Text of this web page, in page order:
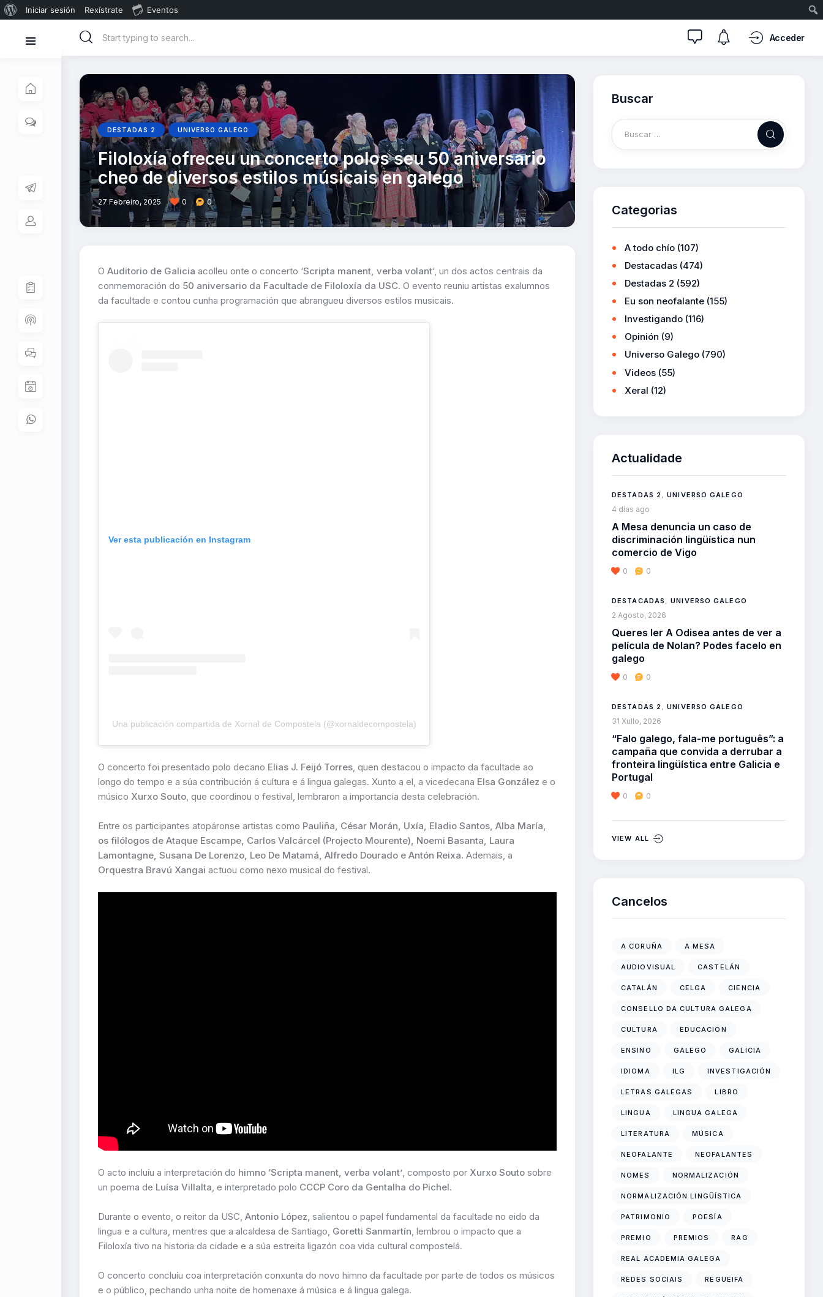
Iniciar sesión Rexístrate Eventos
Acceder
DESTADAS 2 UNIVERSO GALEGO
Filoloxía ofreceu un concerto polos seu 50 aniversario
cheo de diversos estilos músicais en galego
27 Febreiro, 2025 0 0
O Auditorio de Galicia acolleu onte o concerto ‘Scripta manent, verba volant‘, un dos actos centrais da
conmemoración do 50 aniversario da Facultade de Filoloxía da USC. O evento reuniu artistas exalumnos
da facultade e contou cunha programación que abrangueu diversos estilos musicais.
Ver esta publicación en Instagram
Una publicación compartida de Xornal de Compostela (@xornaldecompostela)
O concerto foi presentado polo decano Elias J. Feijó Torres, quen destacou o impacto da facultade ao
longo do tempo e a súa contribución á cultura e á lingua galegas. Xunto a el, a vicedecana Elsa González e o
músico Xurxo Souto, que coordinou o festival, lembraron a importancia desta celebración.
Entre os participantes atopáronse artistas como Pauliña, César Morán, Uxía, Eladio Santos, Alba María,
os filólogos de Ataque Escampe, Carlos Valcárcel (Projecto Mourente), Noemi Basanta, Laura
Lamontagne, Susana De Lorenzo, Leo De Matamá, Alfredo Dourado e Antón Reixa. Ademais, a
Orquestra Bravú Xangai actuou como nexo musical do festival.
O acto incluíu a interpretación do himno ‘Scripta manent, verba volant’, composto por Xurxo Souto sobre
un poema de Luísa Villalta, e interpretado polo CCCP Coro da Gentalha do Pichel.
Durante o evento, o reitor da USC, Antonio López, salientou o papel fundamental da facultade no eido da
lingua e a cultura, mentres que a alcaldesa de Santiago, Goretti Sanmartín, lembrou o impacto que a
Filoloxía tivo na historia da cidade e a súa estreita ligazón coa vida cultural compostelá.
O concerto concluíu coa interpretación conxunta do novo himno da facultade por parte de todos os músicos
e o público, pechando unha noite de homenaxe á música e á lingua galega.
Buscar
Categorias
A todo chío (107)
Destacadas (474)
Destadas 2 (592)
Eu son neofalante (155)
Investigando (116)
Opinión (9)
Universo Galego (790)
Videos (55)
Xeral (12)
Actualidade
DESTADAS 2 ,UNIVERSO GALEGO
4 días ago
A Mesa denuncia un caso de
discriminación lingüística nun
comercio de Vigo
0 0
DESTACADAS ,UNIVERSO GALEGO
2 Agosto, 2026
Queres ler A Odisea antes de ver a
película de Nolan? Podes facelo en
galego
0 0
DESTADAS 2 ,UNIVERSO GALEGO
31 Xullo, 2026
“Falo galego, fala-me português”: a
campaña que convida a derrubar a
fronteira lingüística entre Galicia e
Portugal
0 0
VIEW ALL
Cancelos
A CORUÑA A MESA
AUDIOVISUAL CASTELÁN
CATALÁN CELGA CIENCIA
CONSELLO DA CULTURA GALEGA
CULTURA EDUCACIÓN
ENSINO GALEGO GALICIA
IDIOMA ILG INVESTIGACIÓN
LETRAS GALEGAS LIBRO
LINGUA LINGUA GALEGA
LITERATURA MÚSICA
NEOFALANTE NEOFALANTES
NOMES NORMALIZACIÓN
NORMALIZACIÓN LINGÜÍSTICA
PATRIMONIO POESÍA
PREMIO PREMIOS RAG
REAL ACADEMIA GALEGA
REDES SOCIAIS REGUEIFA